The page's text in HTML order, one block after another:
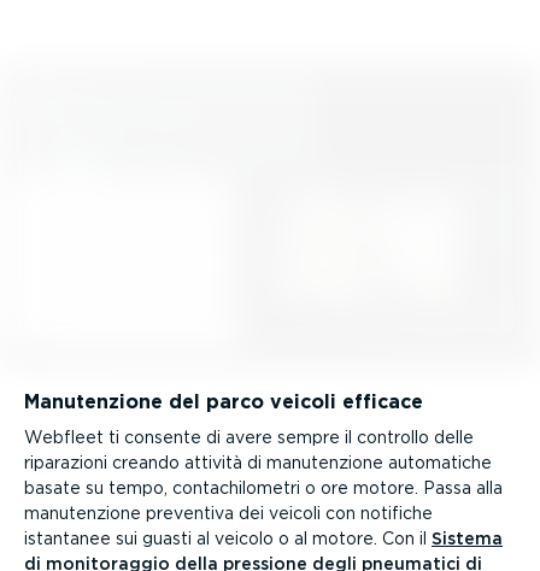
Manuten­zione del parco veicoli efficace
Webfleet ti consente di avere sempre il controllo delle
riparazioni creando attività di manuten­zione automatiche
basate su tempo, conta­chi­lo­metri o ore motore. Passa alla
manuten­zione preventiva dei veicoli con notifiche
istantanee sui guasti al veicolo o al motore. Con il Sistema
di monito­raggio della pressione degli pneumatici di